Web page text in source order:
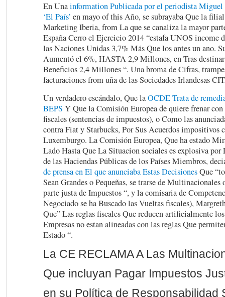
En Unainformation Publicada por el periodista
‘El País’ en mayo of this Año, se subrayaba Que la
Marketing Iberia, from La que se canaliza la mayor
España Cerro el Ejercicio 2014 “estafa UNOS income
las Naciones Unidas 3,7% Más Que los antes un ano.
Aumentó el 6%, HASTA 2,9 Millones, en Tras
Beneficios 2,4 Millones “. Una broma de Cifras,
facturaciones from uña de las Sociedades Irlandesas
Un verdadero escándalo, Que laOCDE Trata de
BEPS Y Que la Comisión Europea de quiere frenar
fiscales (sentencias de impuestos), o Como las
contra Fiat y Starbucks, Por Sus Acuerdos impositivos
Luxemburgo. La Comisión Europea, Que ha estado
Lado Hasta Que La Situacion sociales es explosiva por
de las Haciendas Públicas de los Países Miembros,
de prensa en El que anunciaba Estas DecisionesQue
Sean Grandes o Pequeñas, se trarse de Multinacionales
parte justa de Impuestos “, y la comisaria de
Negociado se ha Buscado las Vueltas fiscales),
Que” Las reglas fiscales Que reducen artificialmente
Empresas no estan alineadas con las reglas Que
Estado “.
La CE RECLAMA A Las
Que incluyan Pagar Impuestos
en su Política de Responsabilidad